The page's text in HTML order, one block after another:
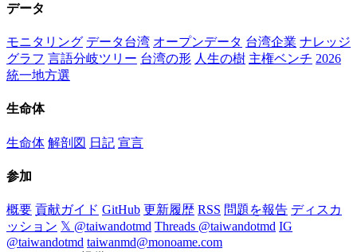
データ
モニタリング データ台湾 オープンデータ 台湾企業 ナレッジ
グラフ 言語分岐ツリー 台湾の形 人生の樹 主権ベンチ 2026
統一地方選
生命体
生命体 解剖図 日記 宣言
参加
概要 貢献ガイド GitHub 更新履歴 RSS 問題を報告 ディスカ
ッション 𝕏 @taiwandotmd Threads @taiwandotmd IG
@taiwandotmd taiwanmd@monoame.com